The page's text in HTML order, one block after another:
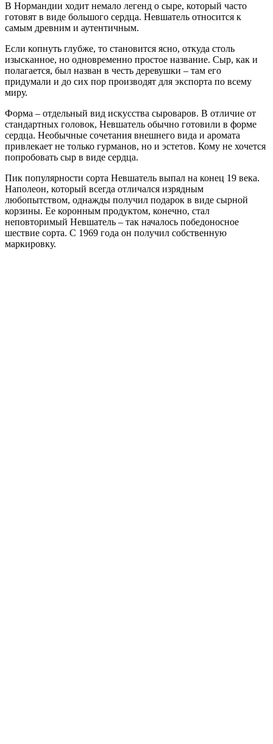
В Нормандии ходит немало легенд о сыре, который часто
готовят в виде большого сердца. Невшатель относится к
самым древним и аутентичным.
Если копнуть глубже, то становится ясно, откуда столь
изысканное, но одновременно простое название. Сыр, как и
полагается, был назван в честь деревушки – там его
придумали и до сих пор производят для экспорта по всему
миру.
Форма – отдельный вид искусства сыроваров. В отличие от
стандартных головок, Невшатель обычно готовили в форме
сердца. Необычные сочетания внешнего вида и аромата
привлекает не только гурманов, но и эстетов. Кому не хочется
попробовать сыр в виде сердца.
Пик популярности сорта Невшатель выпал на конец 19 века.
Наполеон, который всегда отличался изрядным
любопытством, однажды получил подарок в виде сырной
корзины. Ее коронным продуктом, конечно, стал
неповторимый Невшатель – так началось победоносное
шествие сорта. С 1969 года он получил собственную
маркировку.